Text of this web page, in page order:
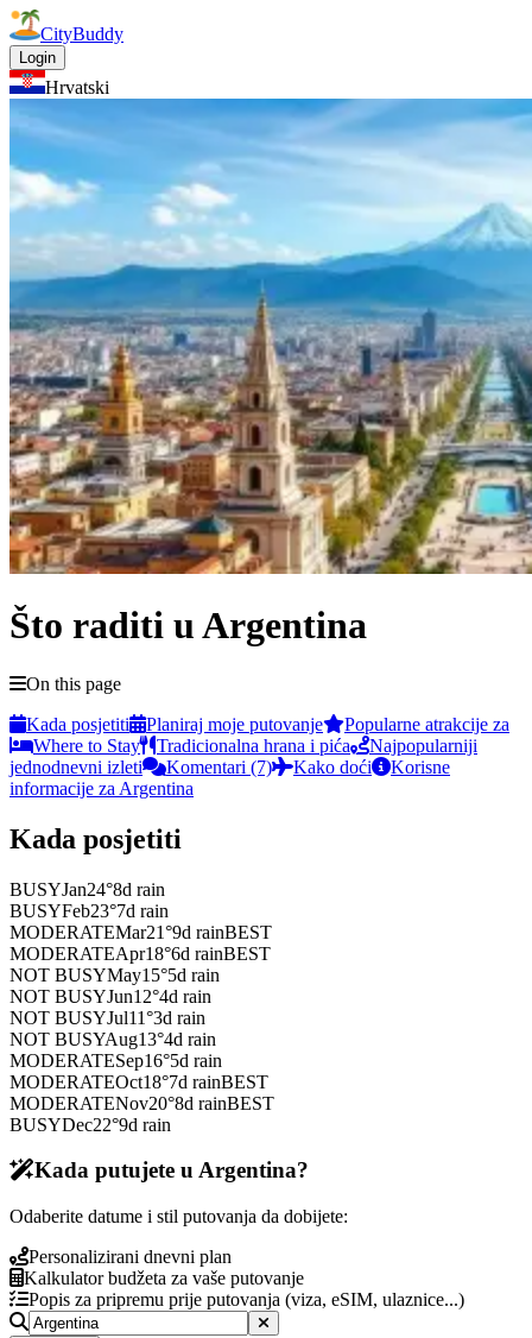
CityBuddy
Login
Hrvatski
Što raditi u Argentina
On this page
Kada posjetiti
Planiraj moje putovanje
Popularne atrakcije za
Where to Stay
Tradicionalna hrana i pića
Najpopularniji
jednodnevni izleti
Komentari (7) Kako doći
Korisne
informacije za Argentina
Kada posjetiti
BUSYJan24°8d rain
BUSYFeb23°7d rain
MODERATEMar21°9d rainBEST
MODERATEApr18°6d rainBEST
NOT BUSYMay15°5d rain
NOT BUSYJun12°4d rain
NOT BUSYJul11°3d rain
NOT BUSYAug13°4d rain
MODERATESep16°5d rain
MODERATEOct18°7d rainBEST
MODERATENov20°8d rainBEST
BUSYDec22°9d rain
Kada putujete u Argentina?
Odaberite datume i stil putovanja da dobijete:
Personalizirani dnevni plan
Kalkulator budžeta za vaše putovanje
Popis za pripremu prije putovanja (viza, eSIM, ulaznice...)